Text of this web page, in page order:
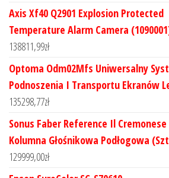
Axis Xf40 Q2901 Explosion Protected
Temperature Alarm Camera
138811,99zł
Optoma Odm02Mfs Uniwersalny
Podnoszenia I Transportu Ekranów
135298,77zł
Sonus Faber Reference Il Cremonese
Kolumna Głośnikowa Podłogowa
129999,00zł